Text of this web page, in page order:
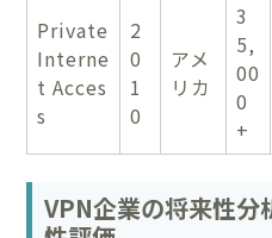
Private
Interne
t Acces
s
2
0
1
0
アメ
リカ
3
5,
00
0
+
VPN企業の将来性分